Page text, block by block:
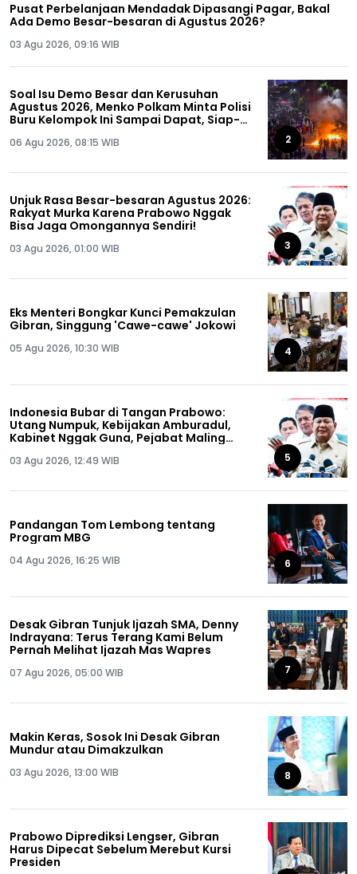
Pusat Perbelanjaan Mendadak Dipasangi Pagar, Bakal
Ada Demo Besar-besaran di Agustus 2026?
03 Agu 2026, 09:16 WIB
Soal Isu Demo Besar dan Kerusuhan
Agustus 2026, Menko Polkam Minta Polisi
Buru Kelompok Ini Sampai Dapat, Siap-
06 Agu 2026, 08:15 WIB 2
Unjuk Rasa Besar-besaran Agustus 2026:
Rakyat Murka Karena Prabowo Nggak
Bisa Jaga Omongannya Sendiri!
03 Agu 2026, 01:00 WIB 3
Eks Menteri Bongkar Kunci Pemakzulan
Gibran, Singgung 'Cawe-cawe' Jokowi
05 Agu 2026, 10:30 WIB 4
Indonesia Bubar di Tangan Prabowo:
Utang Numpuk, Kebijakan Amburadul,
Kabinet Nggak Guna, Pejabat Maling
03 Agu 2026, 12:49 WIB 5
Pandangan Tom Lembong tentang
Program MBG
04 Agu 2026, 16:25 WIB 6
Desak Gibran Tunjuk Ijazah SMA, Denny
Indrayana: Terus Terang Kami Belum
Pernah Melihat Ijazah Mas Wapres
07 Agu 2026, 05:00 WIB 7
Makin Keras, Sosok Ini Desak Gibran
Mundur atau Dimakzulkan
03 Agu 2026, 13:00 WIB 8
Prabowo Diprediksi Lengser, Gibran
Harus Dipecat Sebelum Merebut Kursi
Presiden